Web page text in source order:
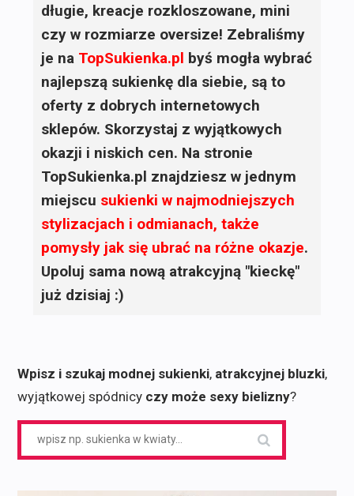
długie, kreacje rozkloszowane, mini
czy w rozmiarze oversize! Zebraliśmy
je na TopSukienka.pl byś mogła wybrać
najlepszą sukienkę dla siebie, są to
oferty z dobrych internetowych
sklepów. Skorzystaj z wyjątkowych
okazji i niskich cen. Na stronie
TopSukienka.pl znajdziesz w jednym
miejscu sukienki w najmodniejszych
stylizacjach i odmianach, także
pomysły jak się ubrać na różne okazje.
Upoluj sama nową atrakcyjną "kieckę"
już dzisiaj :)
Wpisz i szukaj modnej sukienki, atrakcyjnej bluzki,
wyjątkowej spódnicy czy może sexy bielizny?